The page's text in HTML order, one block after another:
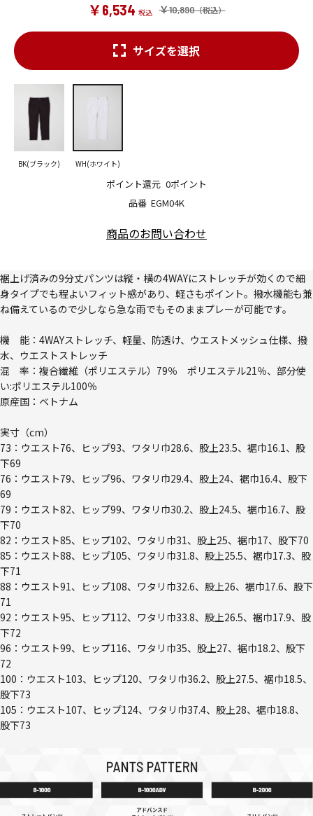
￥10,890
￥6,534
品番 EGM04K
ポイント還元 0ポイント
サイズを選択
BK(ブラック) WH(ホワイト)
商品のお問い合わせ
裾上げ済みの9分丈パンツは縦・横の4WAYにストレッチが効くので細
身タイプでも程よいフィット感があり、軽さもポイント。撥水機能も兼
ね備えているので少しなら急な雨でもそのままプレーが可能です。
機 能：4WAYストレッチ、軽量、防透け、ウエストメッシュ仕様、撥
水、ウエストストレッチ
混 率：複合繊維（ポリエステル）79％ ポリエステル21％、部分使
い:ポリエステル100％
原産国：ベトナム
実寸（cm）
73：ウエスト76、ヒップ93、ワタリ巾28.6、股上23.5、裾巾16.1、股
下69
76：ウエスト79、ヒップ96、ワタリ巾29.4、股上24、裾巾16.4、股下
69
79：ウエスト82、ヒップ99、ワタリ巾30.2、股上24.5、裾巾16.7、股
下70
82：ウエスト85、ヒップ102、ワタリ巾31、股上25、裾巾17、股下70
85：ウエスト88、ヒップ105、ワタリ巾31.8、股上25.5、裾巾17.3、股
下71
88：ウエスト91、ヒップ108、ワタリ巾32.6、股上26、裾巾17.6、股下
71
92：ウエスト95、ヒップ112、ワタリ巾33.8、股上26.5、裾巾17.9、股
下72
96：ウエスト99、ヒップ116、ワタリ巾35、股上27、裾巾18.2、股下
72
100：ウエスト103、ヒップ120、ワタリ巾36.2、股上27.5、裾巾18.5、
股下73
105：ウエスト107、ヒップ124、ワタリ巾37.4、股上28、裾巾18.8、
股下73